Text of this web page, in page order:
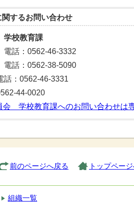
関するお問い合わせ
校教育課
話：0562-46-3332
話：0562-38-5090
：0562-46-3331
44-0020
会 学校教育課へのお問い合わせは
前のページへ戻る トップペー
組織一覧